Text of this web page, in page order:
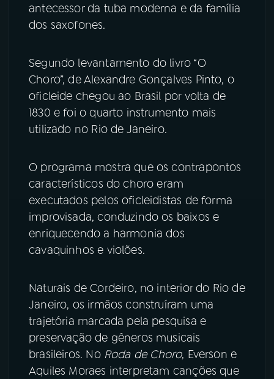
antecessor da tuba moderna e da família
dos saxofones.
Segundo levantamento do livro “O
Choro”, de Alexandre Gonçalves Pinto, o
oficleide chegou ao Brasil por volta de
1830 e foi o quarto instrumento mais
utilizado no Rio de Janeiro.
O programa mostra que os contrapontos
característicos do choro eram
executados pelos oficleidistas de forma
improvisada, conduzindo os baixos e
enriquecendo a harmonia dos
cavaquinhos e violões.
Naturais de Cordeiro, no interior do Rio de
Janeiro, os irmãos construíram uma
trajetória marcada pela pesquisa e
preservação de gêneros musicais
brasileiros. No Roda de Choro, Everson e
Aquiles Moraes interpretam canções que